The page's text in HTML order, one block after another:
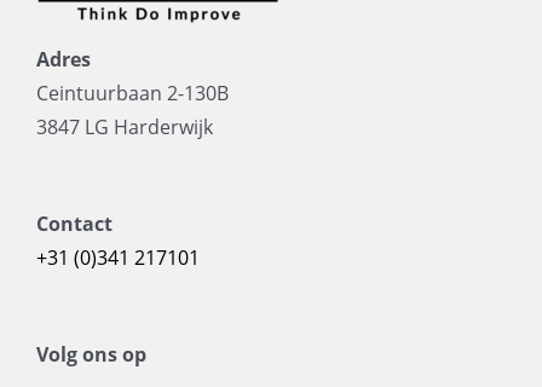
Adres
Ceintuurbaan 2-130B
3847 LG Harderwijk
Contact
+31 (0)341 217101
Volg ons op